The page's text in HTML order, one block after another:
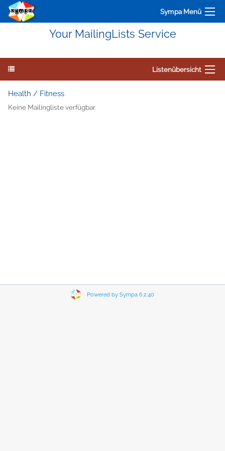
Sympa Menü
Your MailingLists Service
Listenübersicht
Health / Fitness
Keine Mailingliste verfügbar.
Powered by Sympa 6.2.40